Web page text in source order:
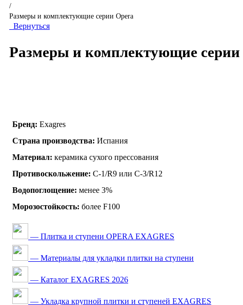
/
Размеры и комплектующие серии Opera
Вернуться
Размеры и комплектующие серии
Бренд: Exagres
Страна производства: Испания
Материал: керамика сухого прессования
Противоскольжение: C-1/R9 или C-3/R12
Водопоглощение: менее 3%
Морозостойкость: более F100
— Плитка и ступени OPERA EXAGRES
— Материалы для укладки плитки на ступени
— Каталог EXAGRES 2026
— Укладка крупной плитки и ступеней EXAGRES